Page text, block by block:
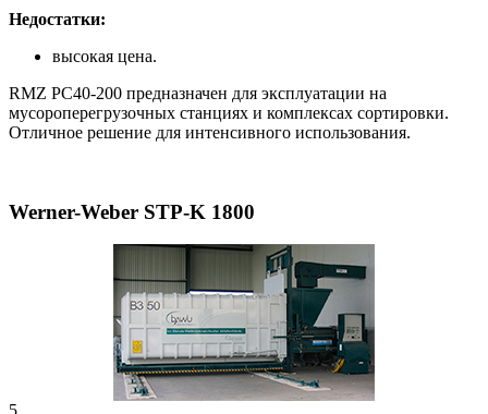
Недостатки:
высокая цена.
RMZ PC40-200 предназначен для эксплуатации на
мусороперегрузочных станциях и комплексах сортировки.
Отличное решение для интенсивного использования.
Werner-Weber STP-K 1800